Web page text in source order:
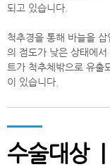
되고 있습니다.
척추경을 통해 바늘을
의 점도가 낮은 상태에
트가 척추체밖으로 유출
이 있습니다.
수술대상 |